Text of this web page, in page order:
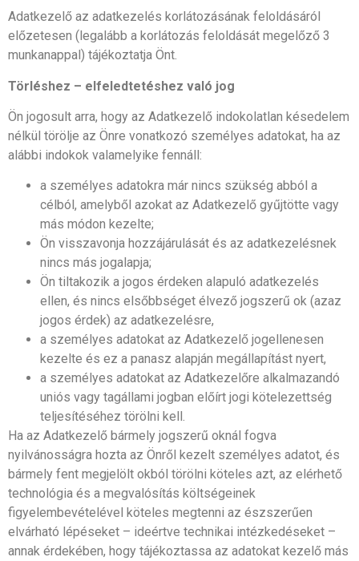
Adatkezelő az adatkezelés korlátozásának feloldásáról
előzetesen (legalább a korlátozás feloldását megelőző 3
munkanappal) tájékoztatja Önt.
Törléshez – elfeledtetéshez való jog
Ön jogosult arra, hogy az Adatkezelő indokolatlan késedelem
nélkül törölje az Önre vonatkozó személyes adatokat, ha az
alábbi indokok valamelyike fennáll:
a személyes adatokra már nincs szükség abból a
célból, amelyből azokat az Adatkezelő gyűjtötte vagy
más módon kezelte;
Ön visszavonja hozzájárulását és az adatkezelésnek
nincs más jogalapja;
Ön tiltakozik a jogos érdeken alapuló adatkezelés
ellen, és nincs elsőbbséget élvező jogszerű ok (azaz
jogos érdek) az adatkezelésre,
a személyes adatokat az Adatkezelő jogellenesen
kezelte és ez a panasz alapján megállapítást nyert,
a személyes adatokat az Adatkezelőre alkalmazandó
uniós vagy tagállami jogban előírt jogi kötelezettség
teljesítéséhez törölni kell.
Ha az Adatkezelő bármely jogszerű oknál fogva
nyilvánosságra hozta az Önről kezelt személyes adatot, és
bármely fent megjelölt okból törölni köteles azt, az elérhető
technológia és a megvalósítás költségeinek
figyelembevételével köteles megtenni az észszerűen
elvárható lépéseket – ideértve technikai intézkedéseket –
annak érdekében, hogy tájékoztassa az adatokat kezelő más